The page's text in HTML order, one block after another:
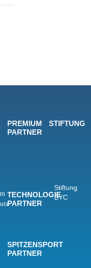
PREMIUM
PARTNER
TECHNOLOGIE
PARTNER
SPITZENSPORT
PARTNER
STIFTUNG
Stiftung
BYC